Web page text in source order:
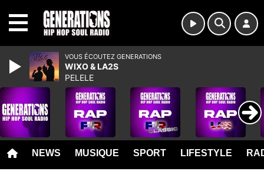
NEWS MUSIQUE SPORT LIFESTYLE
VOUS ÉCOUTEZ GENERATIONS
WIXO & LA2S
PELELE